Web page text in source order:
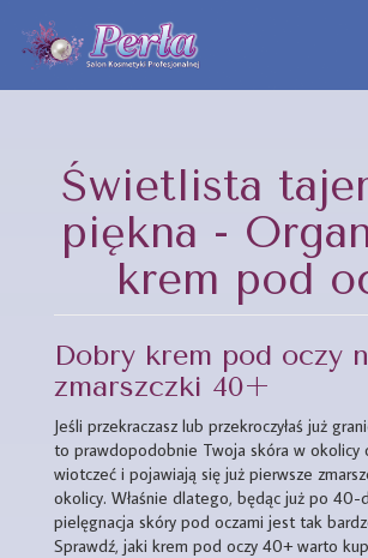
Świetlista
piękna -
krem pod
Dobry krem pod oczy
zmarszczki 40+
Jeśli przekraczasz lub przekroczyłaś już
to prawdopodobnie Twoja skóra w okolicy
wiotczeć i pojawiają się już pierwsze
okolicy. Właśnie dlatego, będąc już po 40-
pielęgnacja skóry pod oczami jest tak
Sprawdź, jaki krem pod oczy 40+ warto